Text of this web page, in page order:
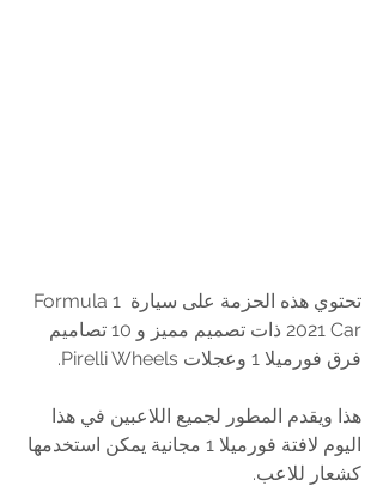
تحتوي هذه الحزمة على سيارة Formula 1
2021 Car ذات تصميم مميز و 10 تصاميم
فرق فورميلا 1 وعجلات Pirelli Wheels.
هذا ويقدم المطور لجميع اللاعبين في هذا
اليوم لافتة فورميلا 1 مجانية يمكن استخدمها
كشعار للاعب.